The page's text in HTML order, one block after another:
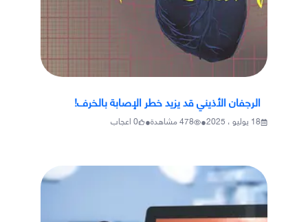
الرجفان الأذيني قد يزيد خطر الإصابة بالخرف!
18 يوليو ، 2025 •
478مشاهدة•
0اعجاب